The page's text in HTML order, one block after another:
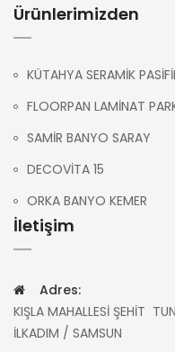
Ürünlerimizden
KÜTAHYA SERAMİK
FLOORPAN LAMİNAT
SAMİR BANYO SARAY
DECOVİTA 15
ORKA BANYO KEMER
İletişim
Adres:
KIŞLA MAHALLESİ ŞEHİT
İLKADIM / SAMSUN